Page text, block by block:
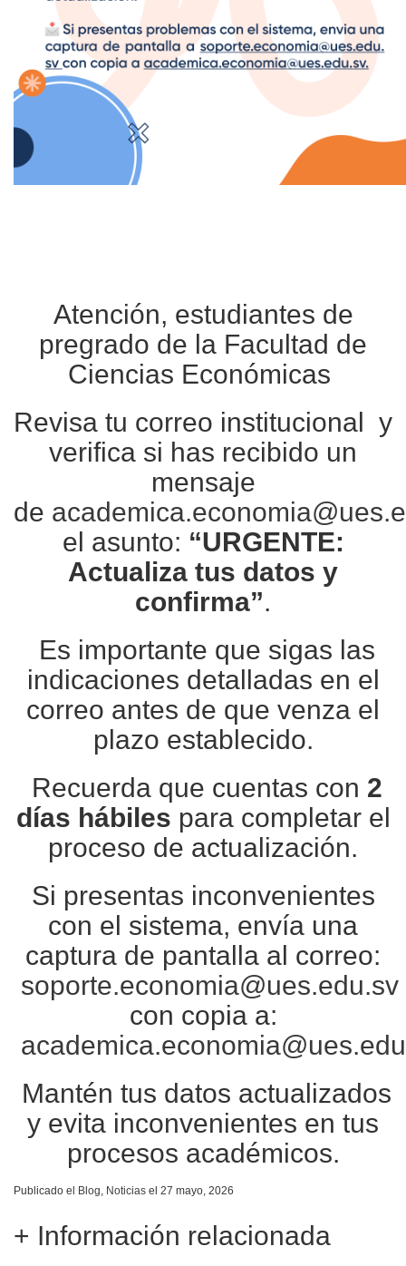
Atención, estudiantes de
pregrado de la Facultad de
Ciencias Económicas
Revisa tu correo institucional y
verifica si has recibido un
mensaje
de
el asunto: “URGENTE:
Actualiza tus datos y
confirma”.
Es importante que sigas las
indicaciones detalladas en el
correo antes de que venza el
plazo establecido.
Recuerda que cuentas con 2
días hábiles para completar el
proceso de actualización.
Si presentas inconvenientes
con el sistema, envía una
captura de pantalla al correo:
soporte.economia@ues.edu.sv
con copia a:
Mantén tus datos actualizados
y evita inconvenientes en tus
procesos académicos.
Publicado el Blog, Noticias el 27 mayo, 2026
+ Información relacionada